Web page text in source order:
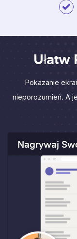
Pokazanie
nieporozumień. A
Nagrywaj